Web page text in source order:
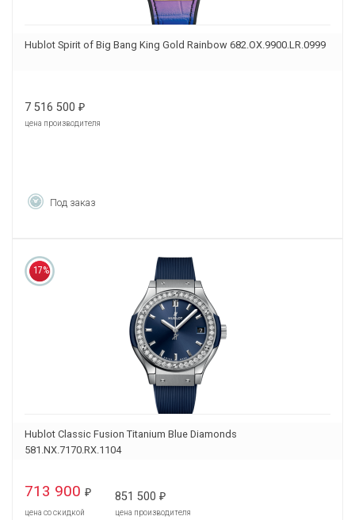
Hublot Spirit of Big Bang King Gold Rainbow 682.OX.9900.LR.0999
7 516 500 ₽
цена производителя
Под заказ
17%
Hublot Classic Fusion Titanium Blue Diamonds
581.NX.7170.RX.1104
713 900 ₽
цена со скидкой
851 500 ₽
цена производителя